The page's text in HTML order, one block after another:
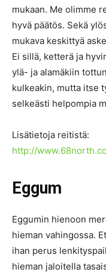
mukaan. Me olimme
hyvä päätös. Sekä
mukava keskittyä
Ei sillä, ketterä ja
ylä- ja alamäkiin
kulkeakin, mutta itse
selkeästi helpompia
Lisätietoja reitistä:
http://
Eggum
Eggumin hienoon
hieman vahingossa.
ihan perus
hieman jaloitella